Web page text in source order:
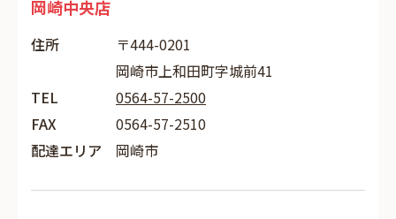
岡崎中央店
住所
〒444-0201
岡崎市上和田町字城前41
TEL
0564-57-2500
FAX
0564-57-2510
配達エリア
岡崎市